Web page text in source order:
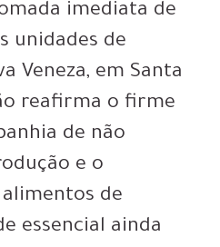
imediata de
unidades de
Veneza, em Santa
reafirma o firme
de não
e o
de
essencial ainda